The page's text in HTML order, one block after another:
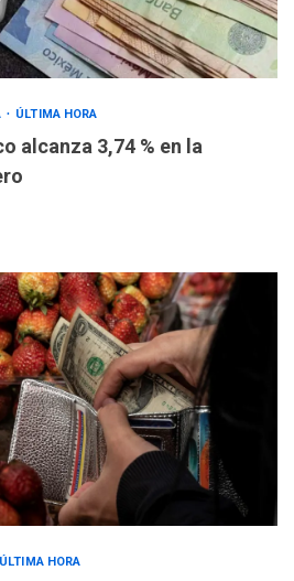
ÚLTIMA HORA
alcanza 3,74 % en la
ÚLTIMA HORA